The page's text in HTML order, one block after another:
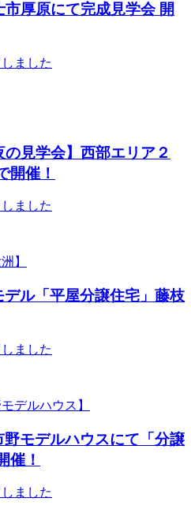
市厚原にて完成見学会 開
ました
の見学会】西部エリア２
開催！
ました
】
デル「平屋分譲住宅」藤枝
ました
デルハウス】
野モデルハウスにて「分譲
催！
ました